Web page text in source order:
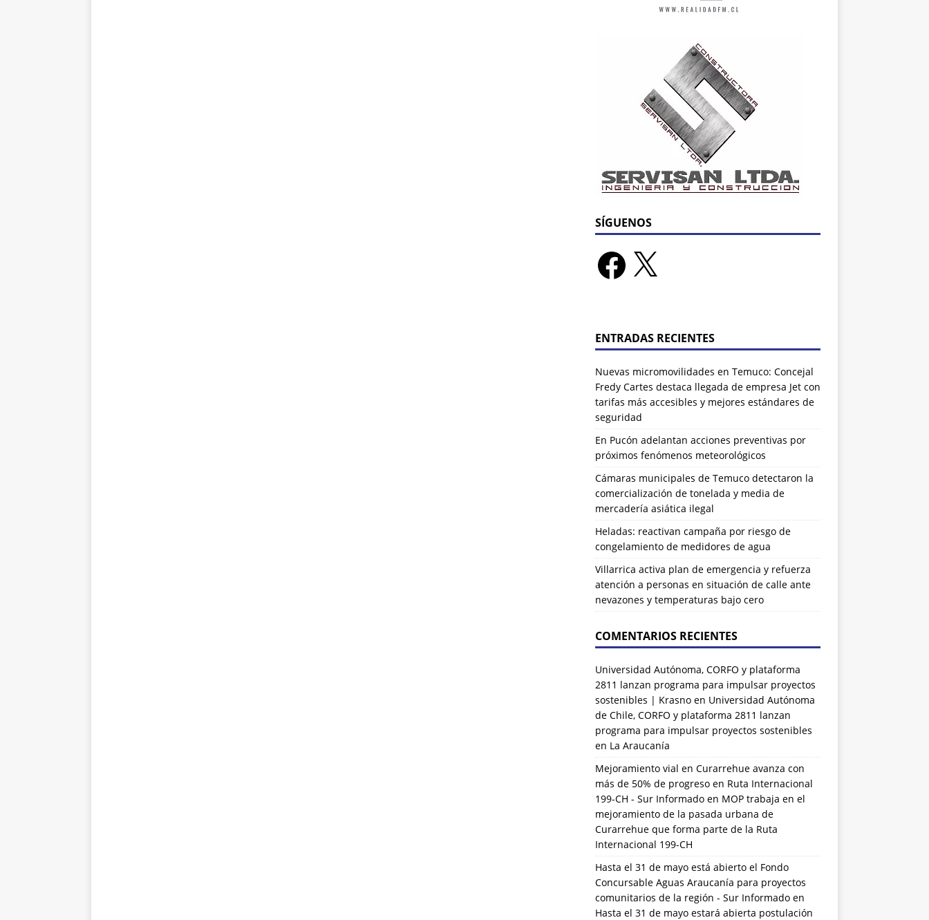
SÍGUENOS
ENTRADAS RECIENTES
Nuevas micromovilidades en Temuco: Concejal
Fredy Cartes destaca llegada de empresa Jet con
tarifas más accesibles y mejores estándares de
seguridad
En Pucón adelantan acciones preventivas por
próximos fenómenos meteorológicos
Cámaras municipales de Temuco detectaron la
comercialización de tonelada y media de
mercadería asiática ilegal
Heladas: reactivan campaña por riesgo de
congelamiento de medidores de agua
Villarrica activa plan de emergencia y refuerza
atención a personas en situación de calle ante
nevazones y temperaturas bajo cero
COMENTARIOS RECIENTES
Universidad Autónoma, CORFO y plataforma
2811 lanzan programa para impulsar proyectos
sostenibles | Krasnoen Universidad Autónoma
de Chile, CORFO y plataforma 2811 lanzan
programa para impulsar proyectos sostenibles
en La Araucanía
Mejoramiento vial en Curarrehue avanza con
más de 50% de progreso en Ruta Internacional
199-CH - Sur Informadoen MOP trabaja en el
mejoramiento de la pasada urbana de
Curarrehue que forma parte de la Ruta
Internacional 199-CH
Hasta el 31 de mayo está abierto el Fondo
Concursable Aguas Araucanía para proyectos
comunitarios de la región - Sur Informadoen
Hasta el 31 de mayo estará abierta postulación